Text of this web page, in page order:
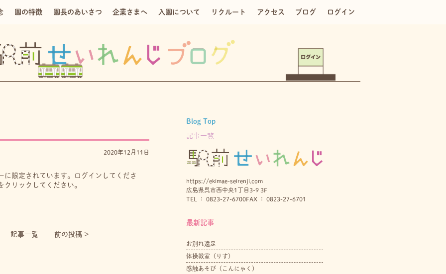
園の特徴 園長のあいさつ 企業さまへ 入園について リクルート アクセス ブログ ログイン
2020年12月11日
に限定されています。ログインしてくださ
クリックしてください。
記事一覧 前の投稿 >
Blog Top
記事一覧
https://ekimae-seirenji.com
広島県呉市西中央1丁目3-9 3F
TEL ： 0823-27-6700FAX ： 0823-27-6701
最新記事
お別れ遠足
体操教室（りす）
感触あそび（こんにゃく）